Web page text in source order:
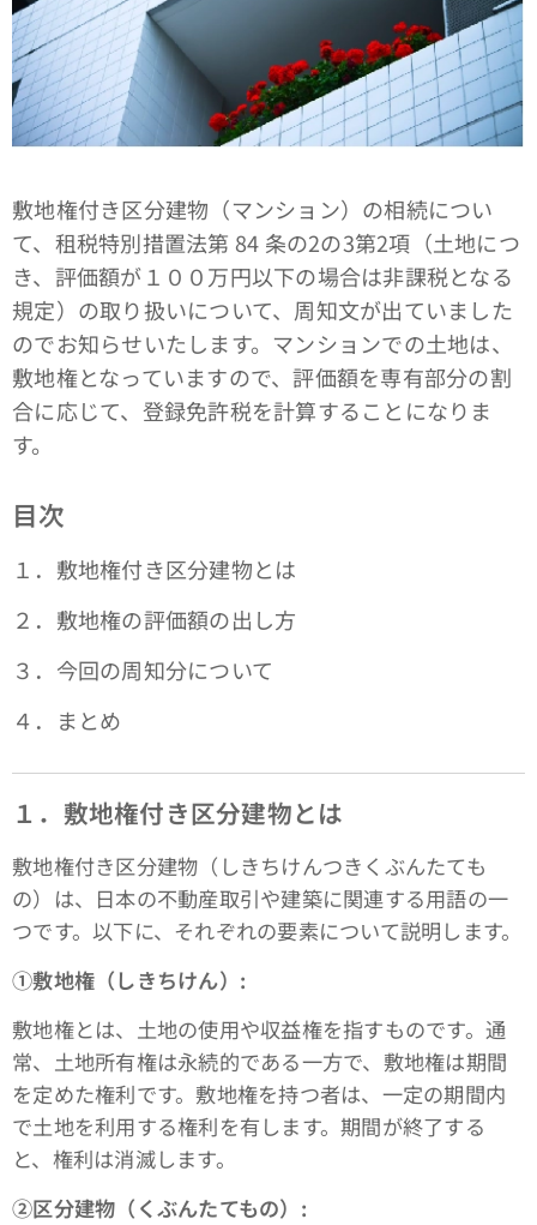
敷地権付き区分建物（マンション）の相続につい
て、租税特別措置法第 84 条の2の3第2項（土地につ
き、評価額が１００万円以下の場合は非課税となる
規定）の取り扱いについて、周知文が出ていました
のでお知らせいたします。マンションでの土地は、
敷地権となっていますので、評価額を専有部分の割
合に応じて、登録免許税を計算することになりま
す。
目次
１．敷地権付き区分建物とは
２．敷地権の評価額の出し方
３．今回の周知分について
４．まとめ
１．敷地権付き区分建物とは
敷地権付き区分建物（しきちけんつきくぶんたても
の）は、日本の不動産取引や建築に関連する用語の一
つです。以下に、それぞれの要素について説明します。
①敷地権（しきちけん）:
敷地権とは、土地の使用や収益権を指すものです。通
常、土地所有権は永続的である一方で、敷地権は期間
を定めた権利です。敷地権を持つ者は、一定の期間内
で土地を利用する権利を有します。期間が終了する
と、権利は消滅します。
➁区分建物（くぶんたてもの）: